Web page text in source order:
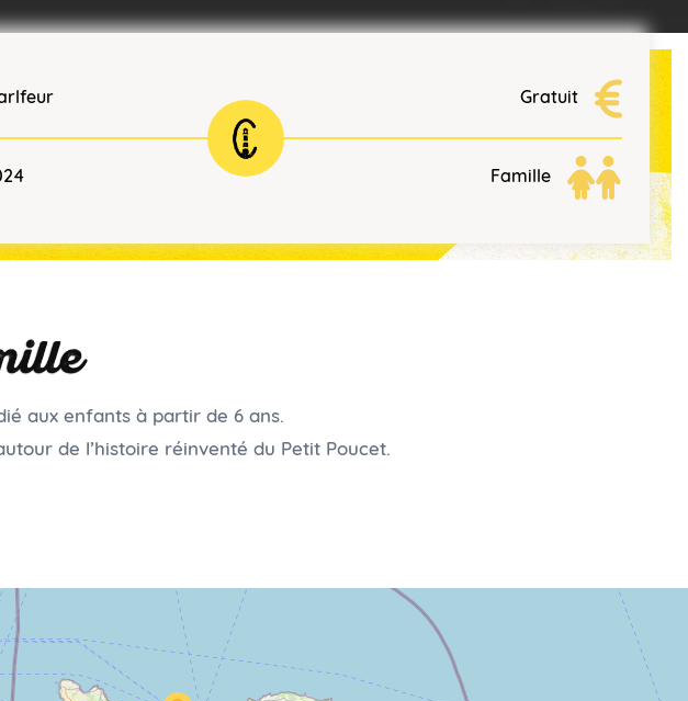
Gratuit
Famille
aux enfants à partir de 6 ans.
de l’histoire réinventé du Petit Poucet.